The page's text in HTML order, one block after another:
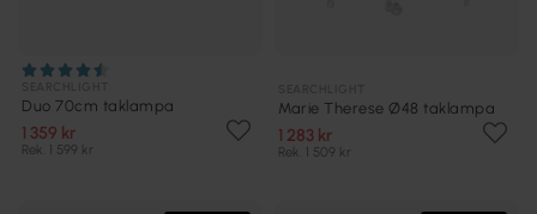
Duo 70cm taklampa
1 359 kr
Rek. 1 599 kr
Marie Therese Ø48 taklampa
1 283 kr
Rek. 1 509 kr